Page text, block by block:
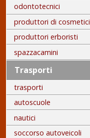
odontotecnici
produttori di cosmetici
produttori erboristi
spazzacamini
Trasporti
trasporti
autoscuole
nautici
soccorso autoveicoli